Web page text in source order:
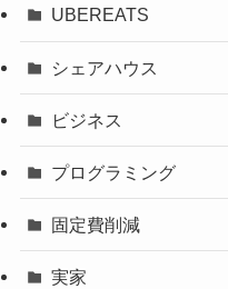
UBEREATS
シェアハウス
ビジネス
プログラミング
固定費削減
実家